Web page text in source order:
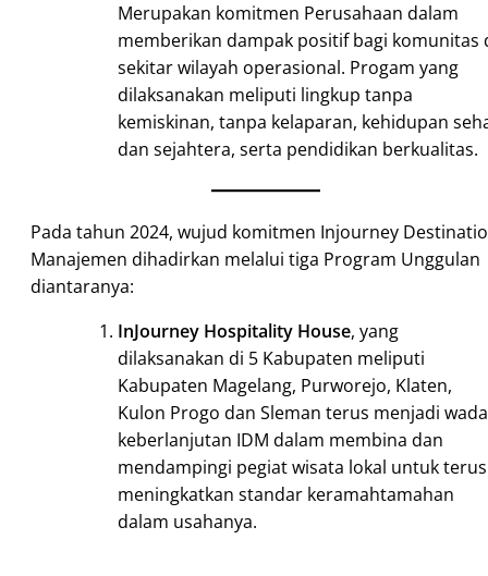
Merupakan komitmen Perusahaan dalam
memberikan dampak positif bagi komunitas
sekitar wilayah operasional. Progam yang
dilaksanakan meliputi lingkup tanpa
kemiskinan, tanpa kelaparan, kehidupan
dan sejahtera, serta pendidikan berkualitas.
Pada tahun 2024, wujud komitmen Injourney
Manajemen dihadirkan melalui tiga Program Unggulan
diantaranya:
InJourney Hospitality House, yang
dilaksanakan di 5 Kabupaten meliputi
Kabupaten Magelang, Purworejo, Klaten,
Kulon Progo dan Sleman terus menjadi
keberlanjutan IDM dalam membina dan
mendampingi pegiat wisata lokal untuk terus
meningkatkan standar keramahtamahan
dalam usahanya.